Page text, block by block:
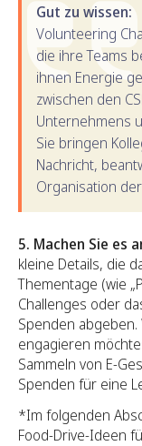
Gut zu wissen:
Volunteering
die ihre Teams
ihnen Energie
zwischen den
Unternehmens
Sie bringen
Nachricht,
Organisation
5. Machen Sie es
kleine Details, die
Thementage (wie
Challenges oder
Spenden
engagieren
Sammeln von E-
Spenden für eine
*Im folgenden
Food-Drive-Ideen